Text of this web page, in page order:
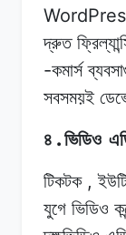
দ্রুত
-কমার্স
সবসময়ই
৪ .ভিডিও
টিকটক,
যুগে ভিডিও